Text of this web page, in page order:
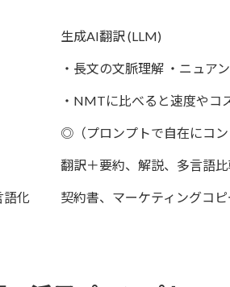
生成AI翻訳 (LLM)
・長文の文脈理解 ・ニュア
・NMTに比べると速度やコ
◎（プロンプトで自在にコン
翻訳＋要約、解説、多言語
語化 契約書、マーケティングコ